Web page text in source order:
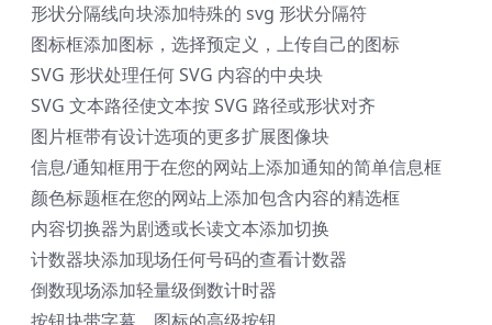
形状分隔线向块添加特殊的 svg 形状分隔符
图标框添加图标，选择预定义，上传自己的图标
SVG 形状处理任何 SVG 内容的中央块
SVG 文本路径使文本按 SVG 路径或形状对齐
图片框带有设计选项的更多扩展图像块
信息/通知框用于在您的网站上添加通知的简单信息框
颜色标题框在您的网站上添加包含内容的精选框
内容切换器为剧透或长读文本添加切换
计数器块添加现场任何号码的查看计数器
倒数现场添加轻量级倒数计时器